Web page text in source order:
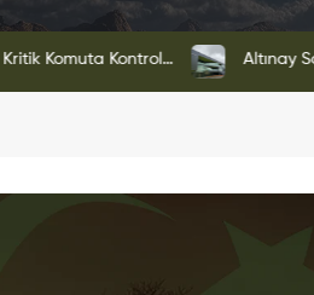
Geçti